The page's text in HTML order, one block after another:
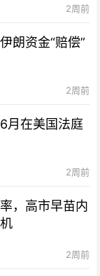
2周前
朗资金“赔偿”
2周前
月在美国法庭
2周前
，高市早苗内
2周前